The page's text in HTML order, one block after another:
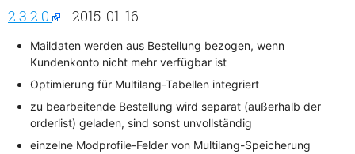
2.3.2.0 - 2015-01-16
Maildaten werden aus Bestellung bezogen, wenn
Kundenkonto nicht mehr verfügbar ist
Optimierung für Multilang-Tabellen integriert
zu bearbeitende Bestellung wird separat (außerhalb der
orderlist) geladen, sind sonst unvollständig
einzelne Modprofile-Felder von Multilang-Speicherung